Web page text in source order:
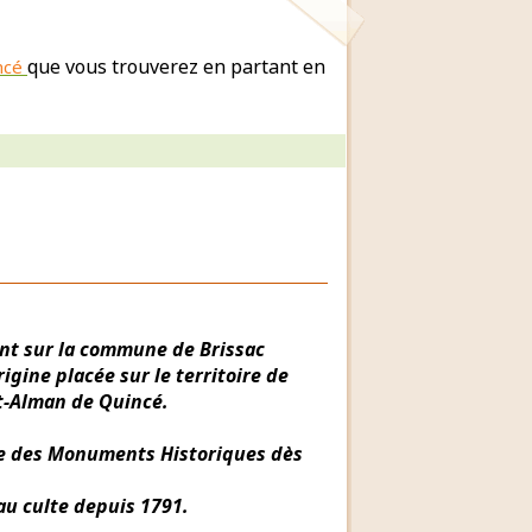
que vous trouverez en partant en
sur la commune de Brissac
placée sur le territoire de
de Quincé.
Monuments Historiques dès
culte depuis 1791.